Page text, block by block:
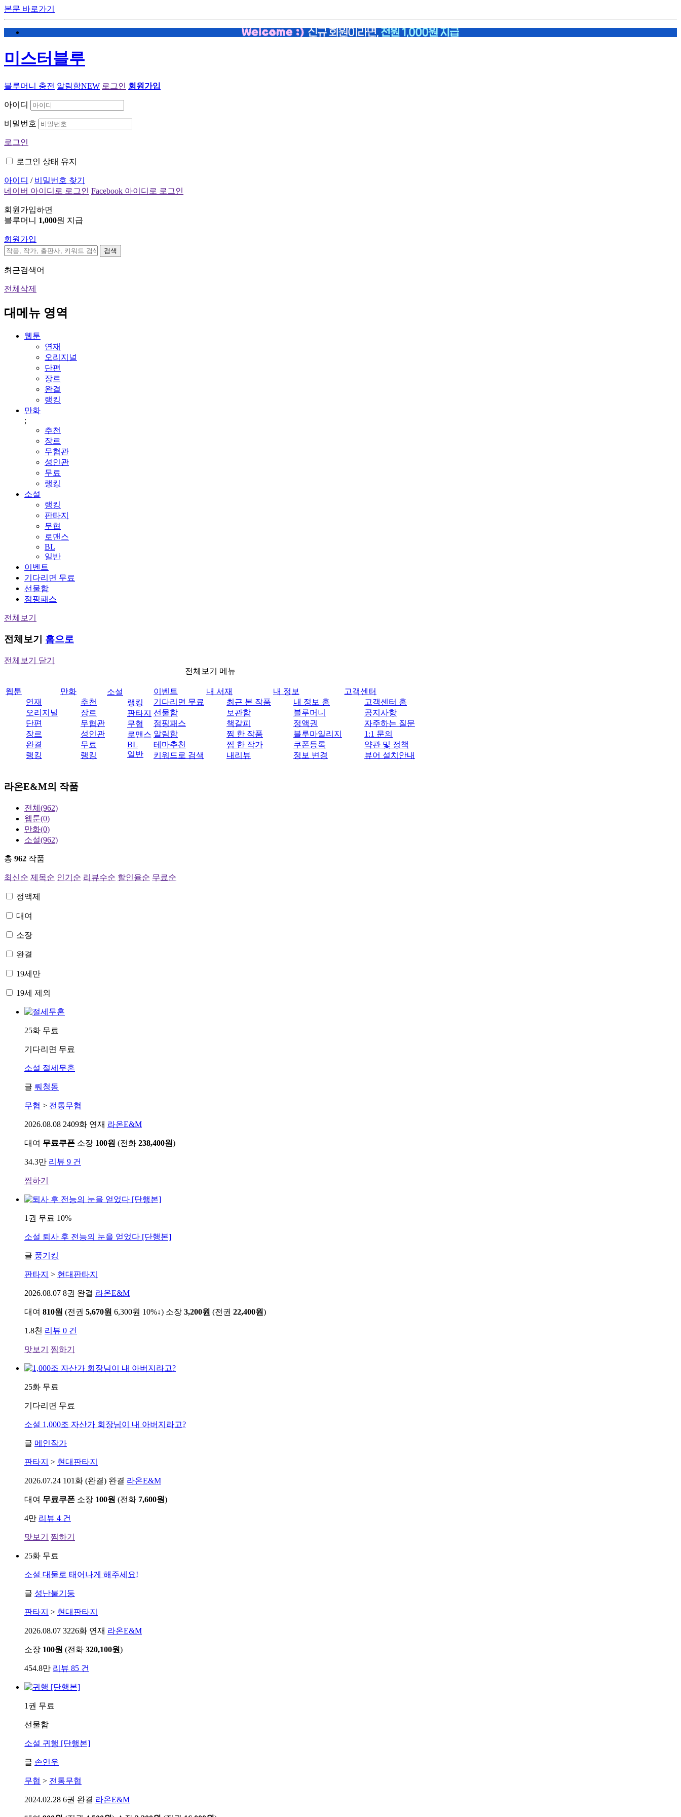
본문 바로가기
미스터블루
블루머니 충전 알림함NEW 로그인 회원가입
아이디
비밀번호
로그인
로그인 상태 유지
아이디 / 비밀번호 찾기
네이버 아이디로 로그인 Facebook 아이디로 로그인
회원가입하면
블루머니 1,000원 지급
회원가입
검색
최근검색어
전체삭제
대메뉴 영역
웹툰
연재
오리지널
단편
장르
완결
랭킹
만화
;
추천
장르
무협관
성인관
무료
랭킹
소설
랭킹
판타지
무협
로맨스
BL
일반
이벤트
기다리면 무료
선물함
점핑패스
전체보기
전체보기 홈으로
전체보기 닫기
전체보기 메뉴
웹툰
연재
오리지널
단편
장르
완결
랭킹
만화
추천
장르
무협관
성인관
무료
랭킹
소설
랭킹
판타지
무협
로맨스
BL
일반
이벤트
기다리면 무료
선물함
점핑패스
알림함
테마추천
키워드로 검색
내 서재
최근 본 작품
보관함
책갈피
찜 한 작품
찜 한 작가
내리뷰
내 정보
내 정보 홈
블루머니
정액권
블루마일리지
쿠폰등록
정보 변경
고객센터
고객센터 홈
공지사항
자주하는 질문
1:1 문의
약관 및 정책
뷰어 설치안내
라온E&M의 작품
전체 (962)
웹툰(0)
만화(0)
소설(962)
총 962 작품
최신순 제목순 인기순 리뷰수순 할인율순 무료순
정액제
대여
소장
완결
19세만
19세 제외
25화 무료
기다리면 무료
소설 절세무혼
글 뤄청동
무협 > 전통무협
2026.08.08 2409화 연재 라온E&M
대여 무료쿠폰 소장 100원 (전화 238,400원)
34.3만 리뷰 9 건
찜하기
1권 무료 10%
소설 퇴사 후 전능의 눈을 얻었다 [단행본]
글 풍기킹
판타지 > 현대판타지
2026.08.07 8권 완결 라온E&M
대여 810원 (전권 5,670원 6,300원 10%↓) 소장 3,200원 (전권 22,400원)
1.8천 리뷰 0 건
맛보기 찜하기
25화 무료
기다리면 무료
소설 1,000조 자산가 회장님이 내 아버지라고?
글 메인작가
판타지 > 현대판타지
2026.07.24 101화 (완결) 완결 라온E&M
대여 무료쿠폰 소장 100원 (전화 7,600원)
4만 리뷰 4 건
맛보기 찜하기
25화 무료
소설 대물로 태어나게 해주세요!
글 성난불기둥
판타지 > 현대판타지
2026.08.07 3226화 연재 라온E&M
소장 100원 (전화 320,100원)
454.8만 리뷰 85 건
1권 무료
선물함
소설 귀행 [단행본]
글 손연우
무협 > 전통무협
2024.02.28 6권 완결 라온E&M